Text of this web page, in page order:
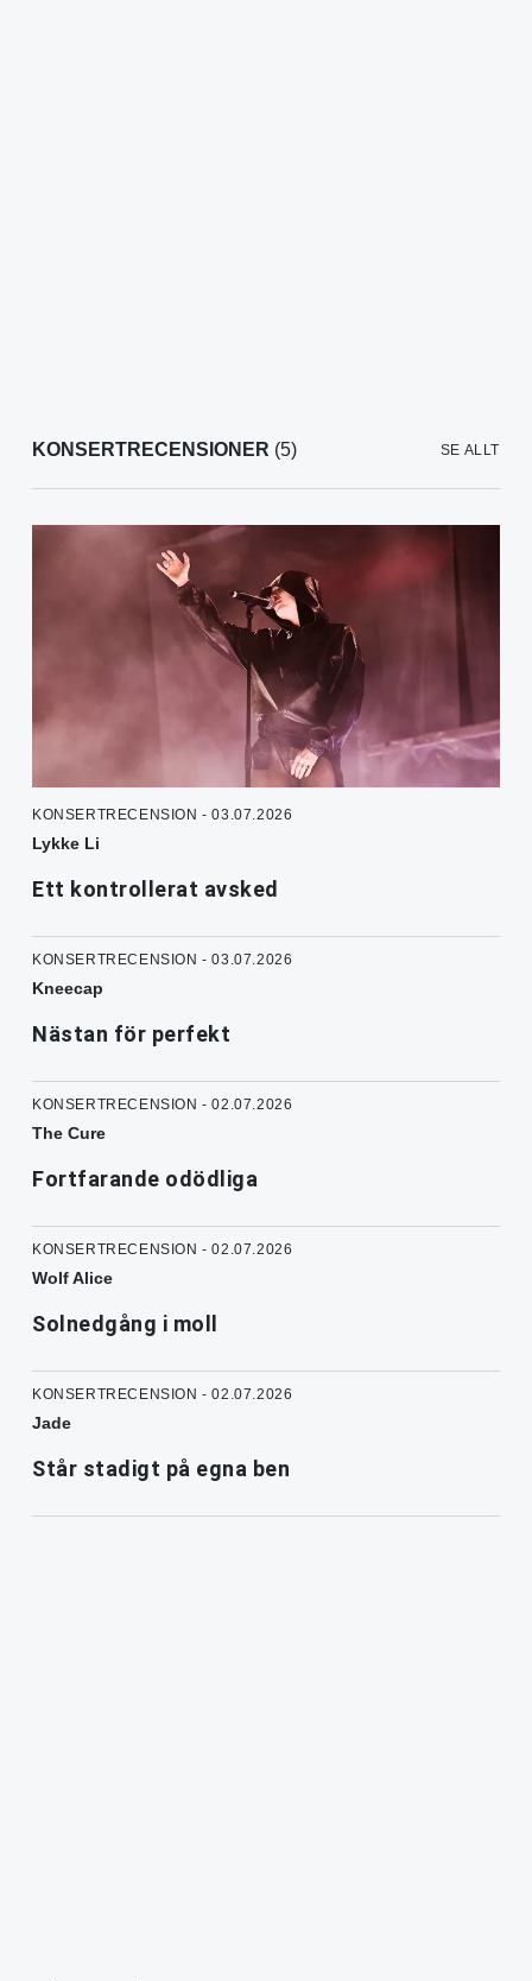
KONSERTRECENSIONER (5) SE ALLT
KONSERTRECENSION - 03.07.2026
Lykke Li
Ett kontrollerat avsked
KONSERTRECENSION - 03.07.2026
Kneecap
Nästan för perfekt
KONSERTRECENSION - 02.07.2026
The Cure
Fortfarande odödliga
KONSERTRECENSION - 02.07.2026
Wolf Alice
Solnedgång i moll
KONSERTRECENSION - 02.07.2026
Jade
Står stadigt på egna ben